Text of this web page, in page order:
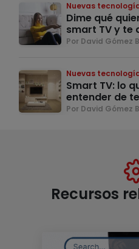
Nuevas
Dime qué
smart TV y te
Por David Gómez
Nuevas
Smart TV: lo
entender de
Por David Gómez
Recursos